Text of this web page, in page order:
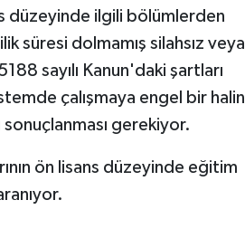
düzeyinde ilgili bölümlerden
süresi dolmamış silahsız veya
sayılı Kanun'daki şartları
çalışmaya engel bir halin
sonuçlanması gerekiyor.
ön lisans düzeyinde eğitim